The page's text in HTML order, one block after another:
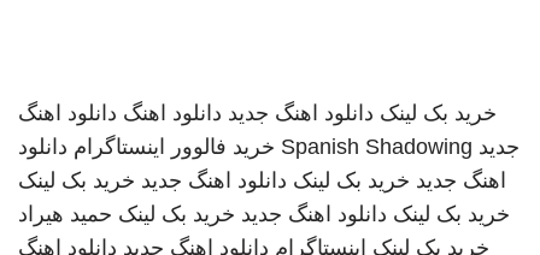
خرید بک لینک دانلود اهنگ جدید دانلود اهنگ دانلود اهنگ
جدید Spanish Shadowing خرید فالوور اینستاگرام دانلود
اهنگ جدید خرید بک لینک دانلود اهنگ جدید خرید بک لینک
خرید بک لینک دانلود اهنگ جدید خرید بک لینک حمید هیراد
خرید بک لینک اینستاگرام دانلود اهنگ جدید دانلود اهنگ